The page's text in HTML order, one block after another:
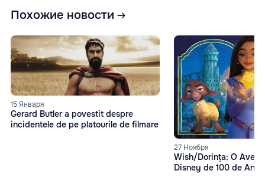
Похожие новости
15 Января
Gerard Butler a povestit despre
incidentele de pe platourile de filmare
27 Ноября
Wish/Dorința: O
Disney de 100 de Ani